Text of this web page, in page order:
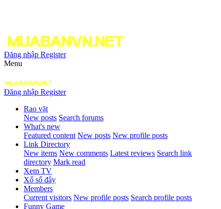
Đăng nhập Register
Menu
Đăng nhập Register
Rao vặt
New posts Search forums
What's new
Featured content New posts New profile posts
Link Directory
New items New comments Latest reviews Search link
directory Mark read
Xem TV
Xổ số đây
Members
Current visitors New profile posts Search profile posts
Funny Game